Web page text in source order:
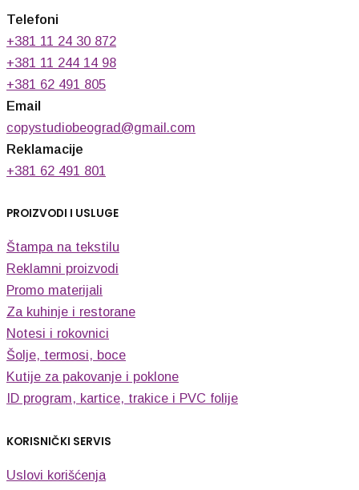
Telefoni
+381 11 24 30 872
+381 11 244 14 98
+381 62 491 805
Email
copystudiobeograd@gmail.com
Reklamacije
+381 62 491 801
PROIZVODI I USLUGE
Štampa na tekstilu
Reklamni proizvodi
Promo materijali
Za kuhinje i restorane
Notesi i rokovnici
Šolje, termosi, boce
Kutije za pakovanje i poklone
ID program, kartice, trakice i PVC folije
KORISNIČKI SERVIS
Uslovi korišćenja